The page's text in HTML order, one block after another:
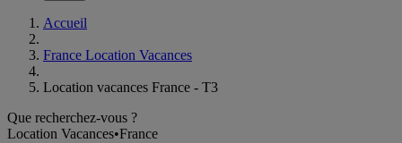
Accueil
France Location Vacances
Location vacances France - T3
Que recherchez-vous ?
Location Vacances•France